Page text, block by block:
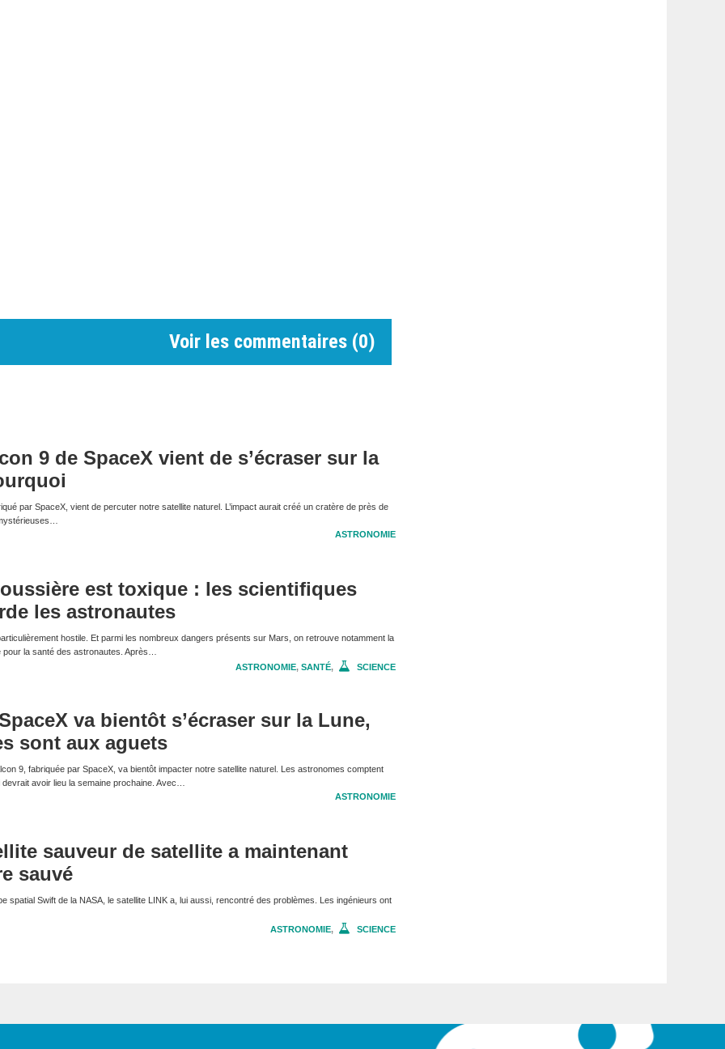
Voir les commentaires (0)
9 de SpaceX vient de s’écraser sur la
par SpaceX, vient de percuter notre satellite naturel. L’impact aurait créé un cratère de près de
ASTRONOMIE
est toxique : les scientifiques
les astronautes
hostile. Et parmi les nombreux dangers présents sur Mars, on retrouve notamment la
la santé des astronautes. Après…
ASTRONOMIE, SANTÉ, SCIENCE
va bientôt s’écraser sur la Lune,
sont aux aguets
9, fabriquée par SpaceX, va bientôt impacter notre satellite naturel. Les astronomes comptent
avoir lieu la semaine prochaine. Avec…
ASTRONOMIE
sauveur de satellite a maintenant
sauvé
spatial Swift de la NASA, le satellite LINK a, lui aussi, rencontré des problèmes. Les ingénieurs ont
ASTRONOMIE, SCIENCE